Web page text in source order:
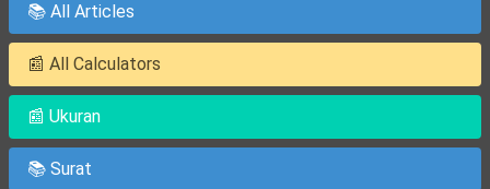
📚 All Articles
📰 All Calculators
📰 Ukuran
📚 Surat